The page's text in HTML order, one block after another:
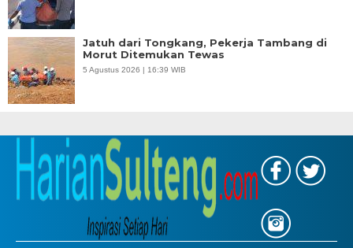
Jatuh dari Tongkang, Pekerja Tambang di
Morut Ditemukan Tewas
5 Agustus 2026 | 16:39 WIB